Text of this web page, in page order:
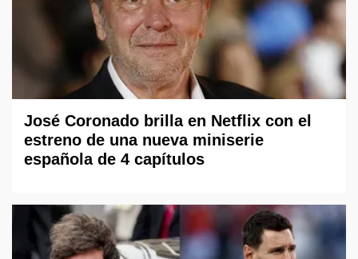
José Coronado brilla en Netflix con el
estreno de una nueva miniserie
española de 4 capítulos